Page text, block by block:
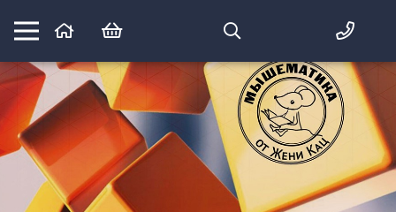
Математика вприпрыжку:
идеи и игры для детей и их родителей